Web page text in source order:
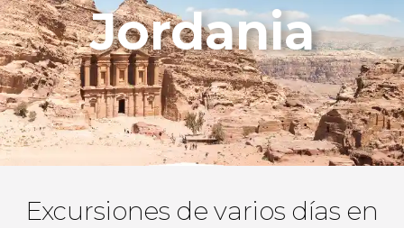
Jordania
Excursiones de varios días en